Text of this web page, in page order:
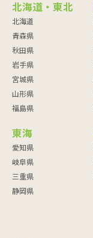
北海道・東北
北海道
青森県
秋田県
岩手県
宮城県
山形県
福島県
東海
愛知県
岐阜県
三重県
静岡県